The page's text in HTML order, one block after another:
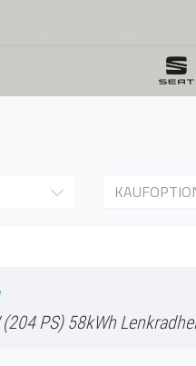
(204 PS) 58kWh